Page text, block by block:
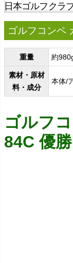
日本ゴルフクラ
ゴルフコンペ
重量 約
素材・原材
料・成分
本体/
ゴルフ
84C 優